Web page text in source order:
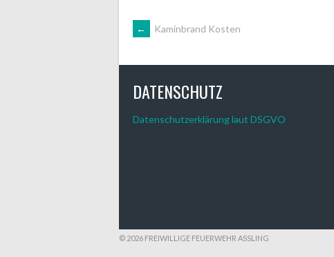
ARTIKEL-
NAVIGATION
← Kaminbrand Kosten
DATENSCHUTZ
Datenschutzerklärung laut DSGVO
© 2026 FREIWILLIGE FEUERWEHR ASSLING